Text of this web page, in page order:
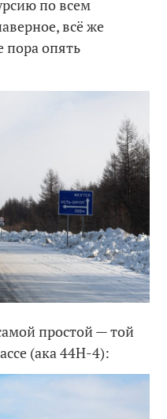
по всем
всё же
пора опять
простой — той
(ака 44Н-4):